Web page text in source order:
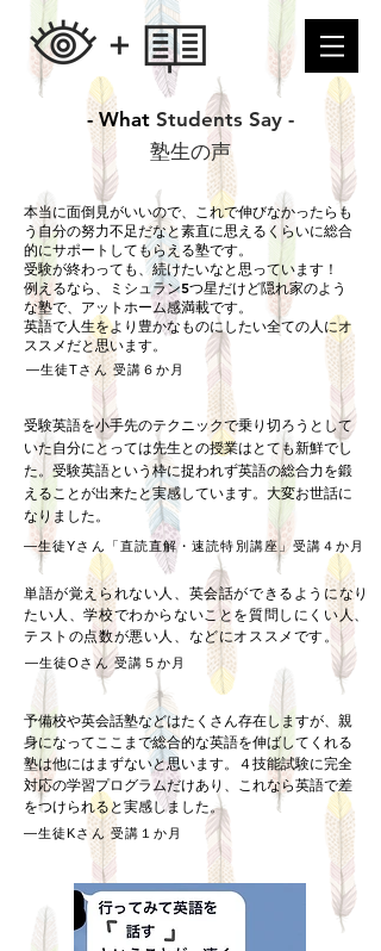
- What Students Say -
塾生の声
本当に面倒見がいいので、これで伸びなかったらも
う自分の努力不足だなと素直に思えるくらいに総合
的にサポートしてもらえる塾です。
受験が終わっても、続けたいなと思っています！
例えるなら、ミシュラン5つ星だけど隠れ家のよう
な塾で、アットホーム感満載です。
英語で人生をより豊かなものにしたい全ての人にオ
ススメだと思います。
—生徒Tさん 受講６か月
受験英語を小手先のテクニックで乗り切ろうとして
いた自分にとっては先生との授業はとても新鮮でし
た。受験英語という枠に捉われず英語の総合力を鍛
えることが出来たと実感しています。大変お世話に
なりました。
—生徒Yさん「直読直解・速読特別講座」受講４か月
単語が覚えられない人、英会話ができるようになり
たい人、学校でわからないことを質問しにくい人、
テストの点数が悪い人、などにオススメです。
—生徒Oさん 受講５か月
予備校や英会話塾などはたくさん存在しますが、親
身になってここまで総合的な英語を伸ばしてくれる
塾は他にはまずないと思います。４技能試験に完全
対応の学習プログラムだけあり、これなら英語で差
をつけられると実感しました。
—生徒Kさん 受講１か月